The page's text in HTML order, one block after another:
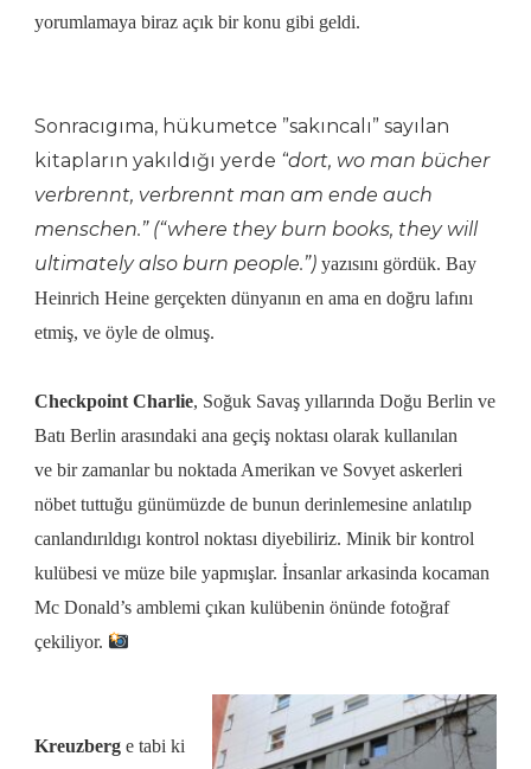
yorumlamaya biraz açık bir konu gibi geldi.
Sonracıgıma, hükumetce ”sakıncalı” sayılan
kitapların yakıldığı yerde “dort, wo man bücher
verbrennt, verbrennt man am ende auch
menschen.” (“where they burn books, they will
ultimately also burn people.”) yazısını gördük. Bay
Heinrich Heine gerçekten dünyanın en ama en doğru lafını
etmiş, ve öyle de olmuş.
Checkpoint Charlie, Soğuk Savaş yıllarında Doğu Berlin ve
Batı Berlin arasındaki ana geçiş noktası olarak kullanılan
ve bir zamanlar bu noktada Amerikan ve Sovyet askerleri
nöbet tuttuğu günümüzde de bunun derinlemesine anlatılıp
canlandırıldıgı kontrol noktası diyebiliriz. Minik bir kontrol
kulübesi ve müze bile yapmışlar. İnsanlar arkasinda kocaman
Mc Donald’s amblemi çıkan kulübenin önünde fotoğraf
çekiliyor.
Kreuzberg e tabi ki